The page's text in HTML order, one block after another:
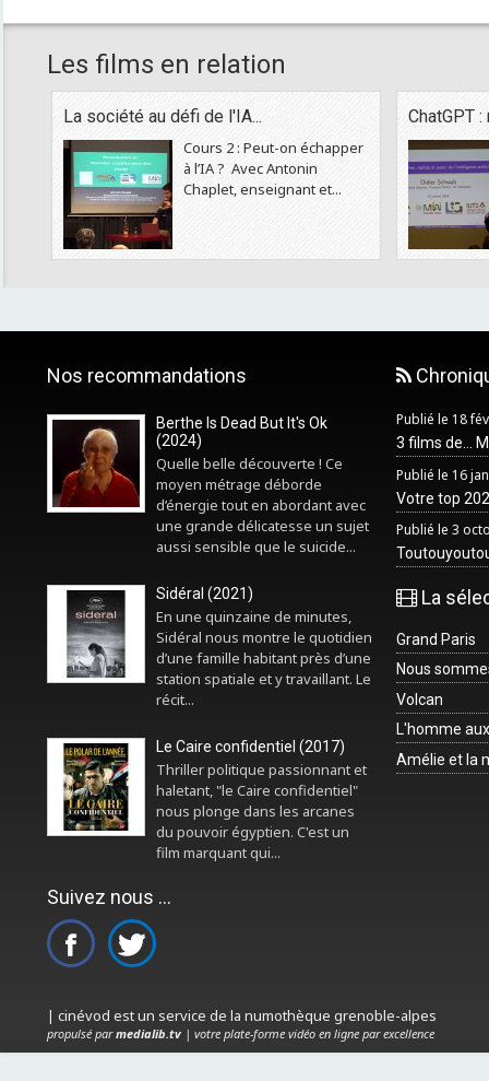
Les films en relation
La société au défi de l'IA...
Cours 2 : Peut-on échapper
à l’IA ? Avec Antonin
Chaplet, enseignant et...
ChatGPT
Nos recommandations
Berthe Is Dead But It's Ok
(2024)
Quelle belle découverte ! Ce
moyen métrage déborde
d’énergie tout en abordant avec
une grande délicatesse un sujet
aussi sensible que le suicide...
Sidéral (2021)
En une quinzaine de minutes,
Sidéral nous montre le quotidien
d’une famille habitant près d’une
station spatiale et y travaillant. Le
récit...
Le Caire confidentiel (2017)
Thriller politique passionnant et
haletant, "le Caire confidentiel"
nous plonge dans les arcanes
du pouvoir égyptien. C'est un
film marquant qui...
Suivez nous ...
Publié le 18
3 films de...
Publié le 16
Votre top
Publié le 3
La
Grand Paris
Nous
Volcan
L'homme
Amélie et la
| cinévod est un service de la numothèque grenoble-alpes
propulsé parmedialib.tv| votre plate-forme vidéo en ligne par excellence